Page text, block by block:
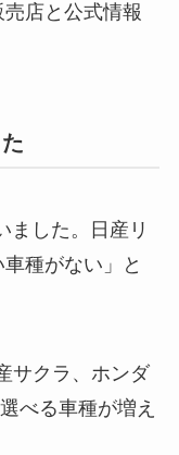
店と公式情報
ました。日産リ
種がない」と
サクラ、ホンダ
べる車種が増え